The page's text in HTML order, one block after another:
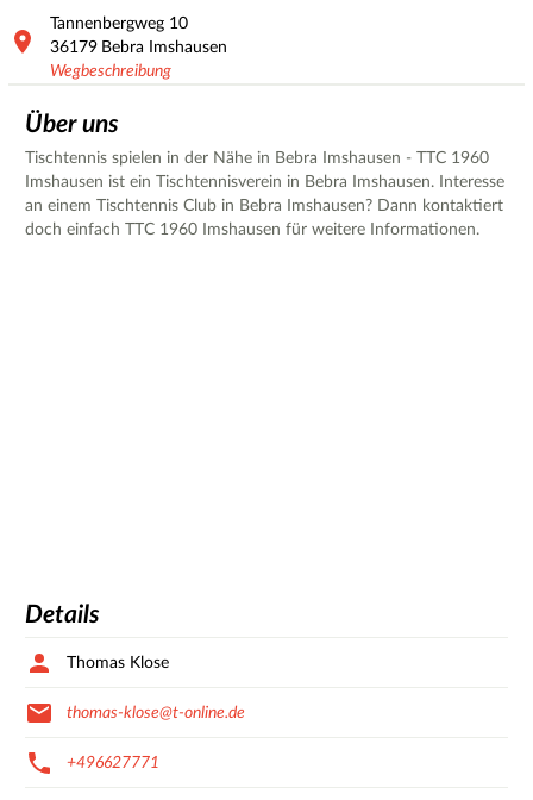
Tannenbergweg 10
36179 Bebra Imshausen
Wegbeschreibung
Über uns
Tischtennis spielen in der Nähe in Bebra Imshausen - TTC 1960
Imshausen ist ein Tischtennisverein in Bebra Imshausen. Interesse
an einem Tischtennis Club in Bebra Imshausen? Dann kontaktiert
doch einfach TTC 1960 Imshausen für weitere Informationen.
Details
Thomas Klose
thomas-klose@t-online.de
+496627771